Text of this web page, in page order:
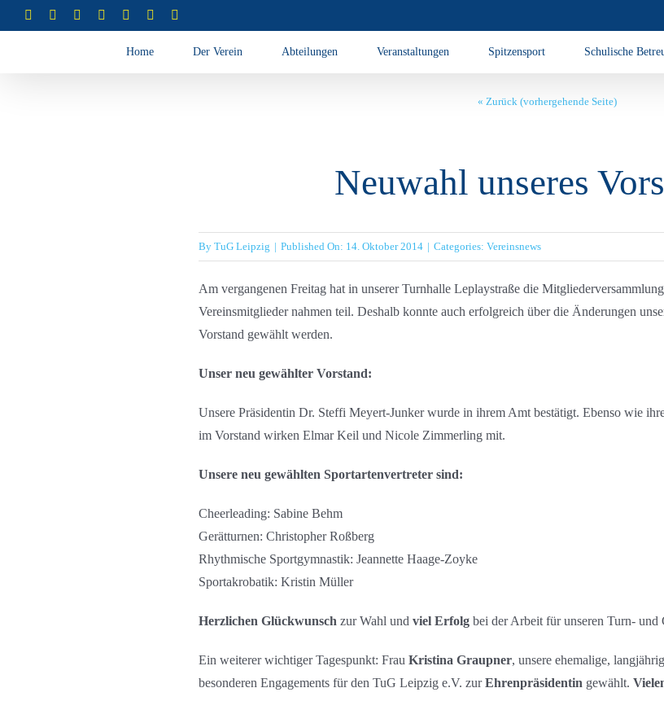
Inhalt
InstagramInstagramInstagramInstagramFacebook
Home Der Verein Abteilungen Veranstaltungen Spitzensport Schulische
« Zurück (vorhergehende Seite)
Neuwahl unseres
By TuG Leipzig | Published On: 14. Oktober 2014 | Categories: Vereinsnews
Am vergangenen Freitag hat in unserer Turnhalle Leplaystraße die
Vereinsmitglieder nahmen teil. Deshalb konnte auch erfolgreich über die Änderungen
Vorstand gewählt werden.
Unser neu gewählter Vorstand:
Unsere Präsidentin Dr. Steffi Meyert-Junker wurde in ihrem Amt bestätigt. Ebenso wie
im Vorstand wirken Elmar Keil und Nicole Zimmerling mit.
Unsere neu gewählten Sportartenvertreter sind:
Cheerleading: Sabine Behm
Gerätturnen: Christopher Roßberg
Rhythmische Sportgymnastik: Jeannette Haage-Zoyke
Sportakrobatik: Kristin Müller
Herzlichen Glückwunsch zur Wahl und viel Erfolgbei der Arbeit für unseren Turn- und
Ein weiterer wichtiger Tagespunkt: Frau Kristina Graupner, unsere ehemalige,
besonderen Engagements für den TuG Leipzig e.V. zurEhrenpräsidentin gewählt.